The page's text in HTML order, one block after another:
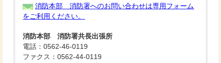
消防本部 消防署へのお問い合わせは専用フォーム
をご利用ください。
消防本部 消防署共長出張所
電話：0562-46-0119
ファクス：0562-44-0119